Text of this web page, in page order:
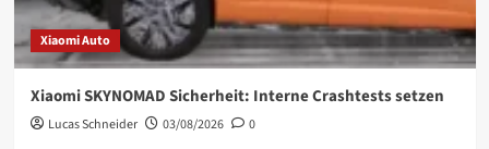
Xiaomi Auto
Xiaomi SKYNOMAD Sicherheit: Interne Crashtests setzen
Lucas Schneider 03/08/2026 0